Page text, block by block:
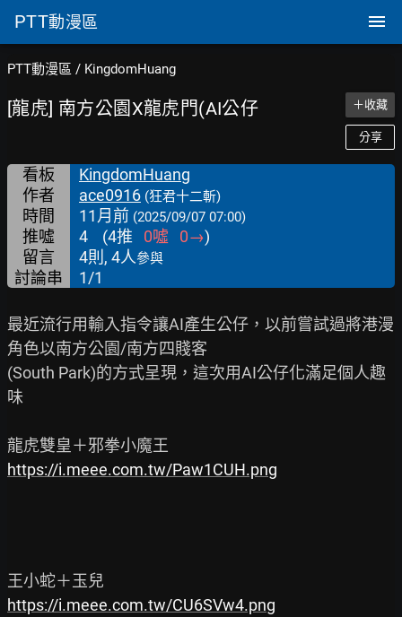
PTT動漫區
PTT動漫區 / KingdomHuang
[龍虎] 南方公園X龍虎門(AI公仔 ＋收藏
分享
看板
KingdomHuang
作者
ace0916 (狂君十二斬)
時間 11月前 (2025/09/07 07:00)
推噓 4 (4推 0噓 0→)
留言
4則, 4人參與
討論串 1/1
最近流行用輸入指令讓AI產生公仔，以前嘗試過將港漫
角色以南方公園/南方四賤客
(South Park)的方式呈現，這次用AI公仔化滿足個人趣
味
https://i.meee.com.tw/Paw1CUH.png
https://i.meee.com.tw/CU6SVw4.png